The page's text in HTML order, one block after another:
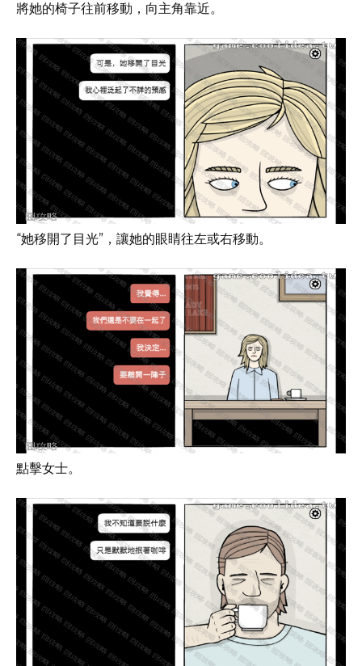
將她的椅子往前移動，向主角靠近。
“她移開了目光”，讓她的眼睛往左或右移動。
點擊女士。